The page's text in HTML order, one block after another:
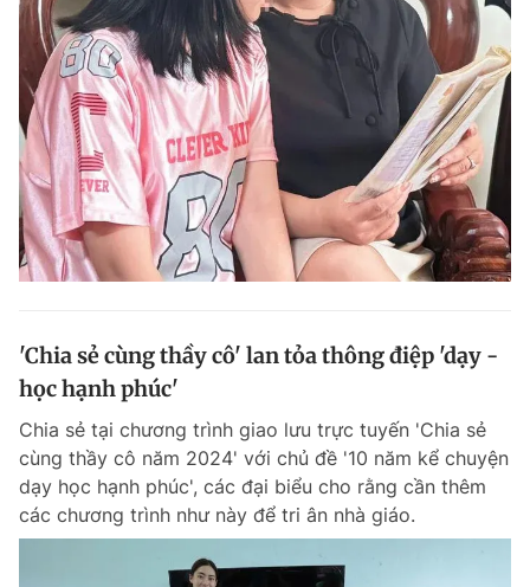
Đọc Thanh Niên trên điện thoại
Theo dõi báo trên
Hotline
0906 645 777
Liên hệ quảng cáo
Đặt báo Quảng cáo RSS Tòa soạn Chính sách bảo
Tổng biên tập: Nguyễn Ngọc Toàn
Phó tổng biên tập thường trực: Hải Thành
Phó tổng biên tập: Lâm Hiếu Dũng
Phó tổng biên tập: Trần Việt Hưng
Tổng thư ký tòa soạn: Đức Trung
'Chia sẻ cùng thầy cô' lan tỏa thông điệp 'dạy -
học hạnh phúc'
Chia sẻ tại chương trình giao lưu trực tuyến 'Chia sẻ
cùng thầy cô năm 2024' với chủ đề '10 năm kể chuyện
dạy học hạnh phúc', các đại biểu cho rằng cần thêm
các chương trình như này để tri ân nhà giáo.